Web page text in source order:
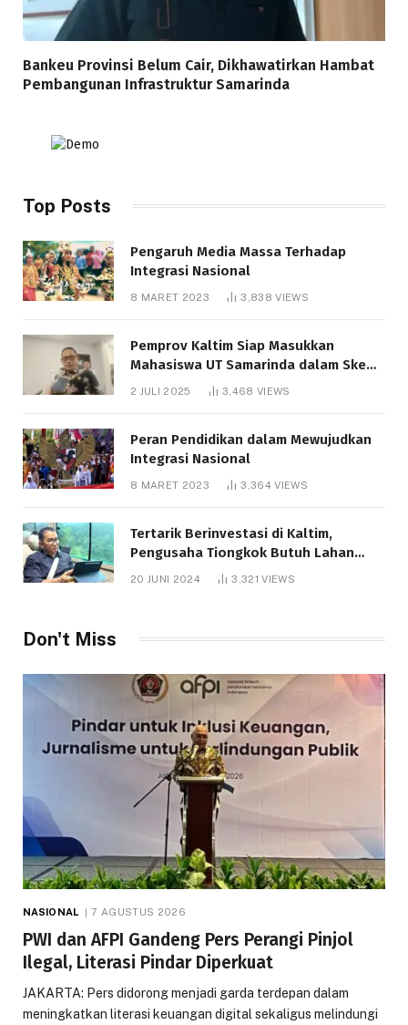
Bankeu Provinsi Belum Cair, Dikhawatirkan Hambat
Pembangunan Infrastruktur Samarinda
Top Posts
Pengaruh Media Massa Terhadap
Integrasi Nasional
8 MARET 2023 3,838VIEWS
Pemprov Kaltim Siap Masukkan
Mahasiswa UT Samarinda dalam Skema
Bantuan Pendidikan Gratispol
2 JULI 2025 3,468 VIEWS
Peran Pendidikan dalam Mewujudkan
Integrasi Nasional
8 MARET 2023 3,364VIEWS
Tertarik Berinvestasi di Kaltim,
Pengusaha Tiongkok Butuh Lahan
20 JUNI 2024 3,321VIEWS
Don't Miss
NASIONAL 7 AGUSTUS 2026
PWI dan AFPI Gandeng Pers Perangi Pinjol
Ilegal, Literasi Pindar Diperkuat
JAKARTA: Pers didorong menjadi garda terdepan dalam
meningkatkan literasi keuangan digital sekaligus melindungi